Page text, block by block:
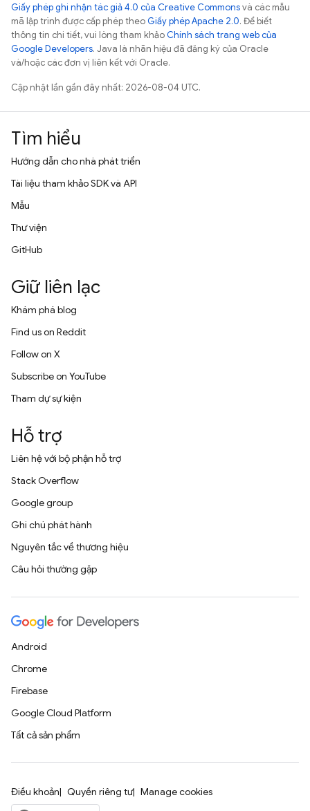
Giấy phép ghi nhận tác giả 4.0 của Creative Commonsvà các mẫu
mã lập trình được cấp phép theoGiấy phép Apache 2.0. Để biết
thông tin chi tiết, vui lòng tham khảoChính sách trang web của
Google Developers. Java là nhãn hiệu đã đăng ký của Oracle
và/hoặc các đơn vị liên kết với Oracle.
Cập nhật lần gần đây nhất: 2026-08-04 UTC.
Tìm hiểu
Hướng dẫn cho nhà phát triển
Tài liệu tham khảo SDK và API
Mẫu
Thư viện
GitHub
Giữ liên lạc
Khám phá blog
Find us on Reddit
Follow on X
Subscribe on YouTube
Tham dự sự kiện
Hỗ trợ
Liên hệ với bộ phận hỗ trợ
Stack Overflow
Google group
Ghi chú phát hành
Nguyên tắc về thương hiệu
Câu hỏi thường gặp
Android
Chrome
Firebase
Google Cloud Platform
Tất cả sản phẩm
Điều khoản Quyền riêng tư Manage cookies